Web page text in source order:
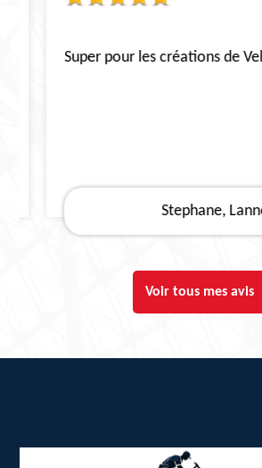
Super pour les créations de Velux
Stephane, Lannoy
Voir tous mes avis